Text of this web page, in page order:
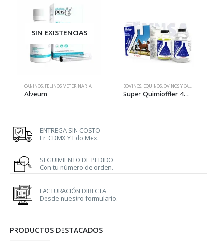
SIN EXISTENCIAS
CANINOS, FELINOS,VETERINARIA
Alveum
BOVINOS, EQUINOS,OVINOS Y CAPRINOS
Super Quimioffler 4MUI
ENTREGA SIN COSTO
En CDMX Y Edo Mex.
SEGUIMIENTO DE PEDIDO
Con tu número de orden.
FACTURACIÓN DIRECTA
Desde nuestro formulario.
PRODUCTOS DESTACADOS